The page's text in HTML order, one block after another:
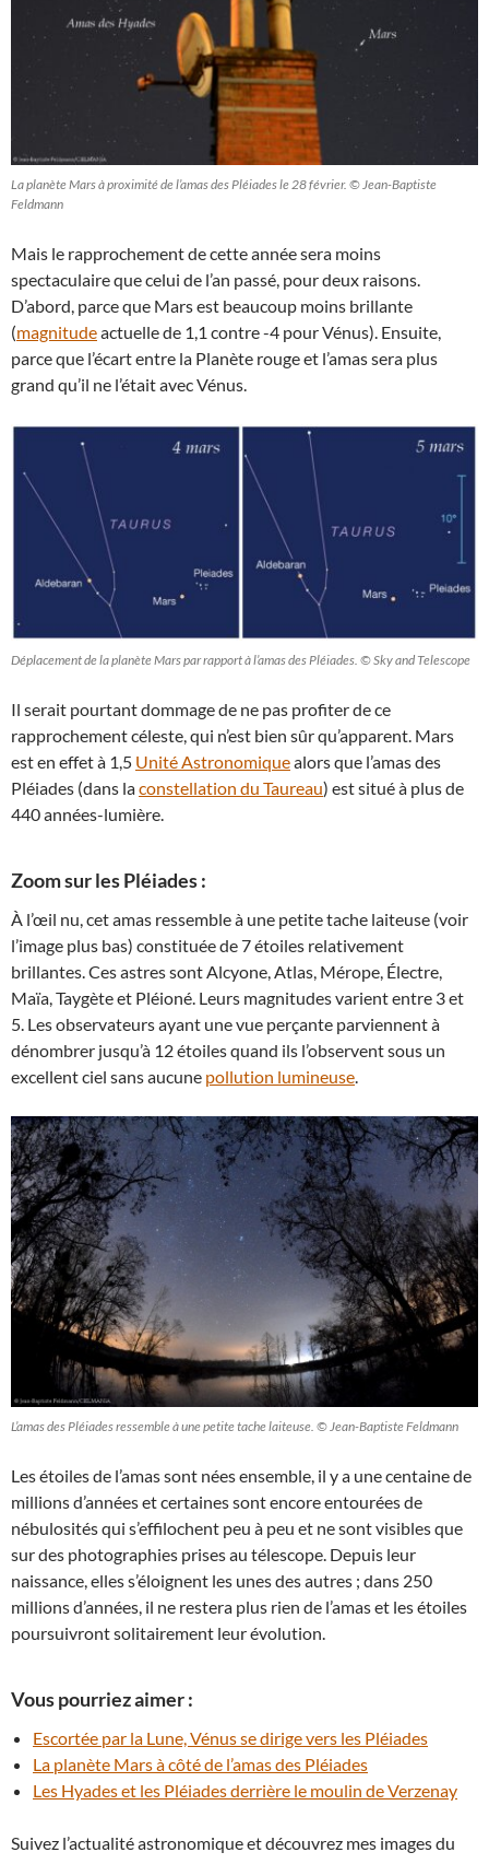
La planète Mars à proximité de l’amas des Pléiades le 28 février. © Jean-Baptiste
Feldmann
Mais le rapprochement de cette année sera moins
spectaculaire que celui de l’an passé, pour deux raisons.
D’abord, parce que Mars est beaucoup moins brillante
(magnitudeactuelle de 1,1 contre -4 pour Vénus). Ensuite,
parce que l’écart entre la Planète rouge et l’amas sera plus
grand qu’il ne l’était avec Vénus.
Déplacement de la planète Mars par rapport à l’amas des Pléiades. © Sky and Telescope
Il serait pourtant dommage de ne pas profiter de ce
rapprochement céleste, qui n’est bien sûr qu’apparent. Mars
est en effet à 1,5 Unité Astronomiquealors que l’amas des
Pléiades (dans laconstellation du Taureau) est situé à plus de
440 années-lumière.
Zoom sur les Pléiades :
À l’œil nu, cet amas ressemble à une petite tache laiteuse (voir
l’image plus bas) constituée de 7 étoiles relativement
brillantes. Ces astres sont Alcyone, Atlas, Mérope, Électre,
Maïa, Taygète et Pléioné. Leurs magnitudes varient entre 3 et
5. Les observateurs ayant une vue perçante parviennent à
dénombrer jusqu’à 12 étoiles quand ils l’observent sous un
excellent ciel sans aucune pollution lumineuse
L’amas des Pléiades ressemble à une petite tache laiteuse. © Jean-Baptiste Feldmann
Les étoiles de l’amas sont nées ensemble, il y a une centaine de
millions d’années et certaines sont encore entourées de
nébulosités qui s’effilochent peu à peu et ne sont visibles que
sur des photographies prises au télescope. Depuis leur
naissance, elles s’éloignent les unes des autres ; dans 250
millions d’années, il ne restera plus rien de l’amas et les étoiles
poursuivront solitairement leur évolution.
Vous pourriez aimer :
Escortée par la Lune, Vénus se dirige vers les Pléiades
La planète Mars à côté de l’amas des Pléiades
Les Hyades et les Pléiades derrière le moulin de Verzenay
Suivez l’actualité astronomique et découvrez mes images du